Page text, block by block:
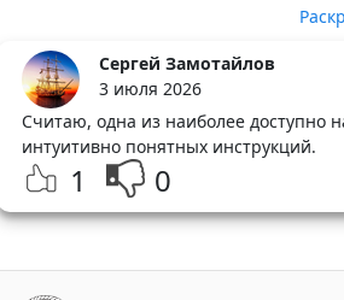
Сергей Замотайлов
3 июля 2026
Считаю, одна из наиболее доступно
интуитивно понятных инструкций.
1 0